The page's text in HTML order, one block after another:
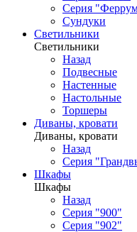
Серия
Сундуки
Светильники
Светильники
Назад
Подвесные
Настенные
Настольные
Торшеры
Диваны, кровати
Диваны, кровати
Назад
Серия
Шкафы
Шкафы
Назад
Серия "900"
Серия "902"